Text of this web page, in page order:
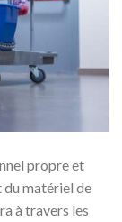
propre et
du matériel de
à travers les